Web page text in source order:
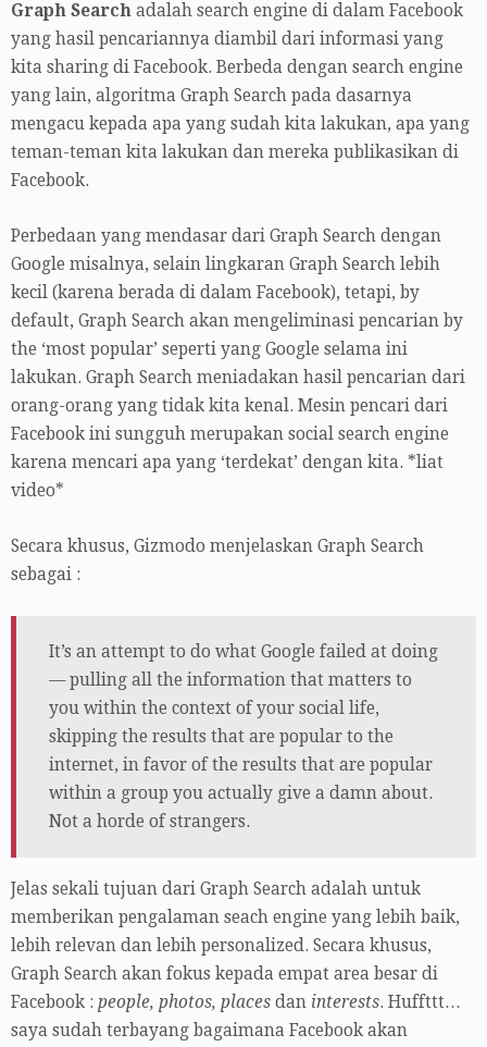
Graph Search adalah search engine di dalam Facebook
yang hasil pencariannya diambil dari informasi yang
kita sharing di Facebook. Berbeda dengan search engine
yang lain, algoritma Graph Search pada dasarnya
mengacu kepada apa yang sudah kita lakukan, apa yang
teman-teman kita lakukan dan mereka publikasikan di
Facebook.
Perbedaan yang mendasar dari Graph Search dengan
Google misalnya, selain lingkaran Graph Search lebih
kecil (karena berada di dalam Facebook), tetapi, by
default, Graph Search akan mengeliminasi pencarian by
the ‘most popular’ seperti yang Google selama ini
lakukan. Graph Search meniadakan hasil pencarian dari
orang-orang yang tidak kita kenal. Mesin pencari dari
Facebook ini sungguh merupakan social search engine
karena mencari apa yang ‘terdekat’ dengan kita. *liat
video*
Secara khusus, Gizmodo menjelaskan Graph Search
sebagai :
It’s an attempt to do what Google failed at doing
— pulling all the information that matters to
you within the context of your social life,
skipping the results that are popular to the
internet, in favor of the results that are popular
within a group you actually give a damn about.
Not a horde of strangers.
Jelas sekali tujuan dari Graph Search adalah untuk
memberikan pengalaman seach engine yang lebih baik,
lebih relevan dan lebih personalized. Secara khusus,
Graph Search akan fokus kepada empat area besar di
Facebook : people, photos, places dan interests. Huffttt…
saya sudah terbayang bagaimana Facebook akan